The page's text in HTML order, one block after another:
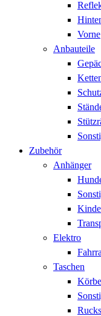
Vorne
Anbauteile
Zubehör
Anhänger
Elektro
Taschen
Körbe